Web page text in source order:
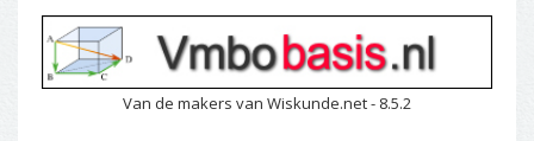
Van de makers van Wiskunde.net - 8.5.2